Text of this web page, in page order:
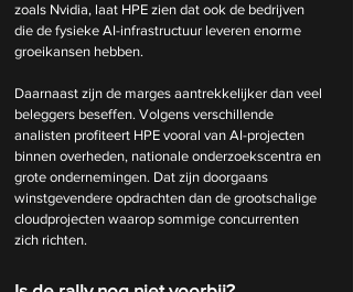
zoals Nvidia, laat HPE zien dat ook de bedrijven
die de fysieke AI-infrastructuur leveren enorme
groeikansen hebben.
Daarnaast zijn de marges aantrekkelijker dan veel
beleggers beseffen. Volgens verschillende
analisten profiteert HPE vooral van AI-projecten
binnen overheden, nationale onderzoekscentra en
grote ondernemingen. Dat zijn doorgaans
winstgevendere opdrachten dan de grootschalige
cloudprojecten waarop sommige concurrenten
zich richten.